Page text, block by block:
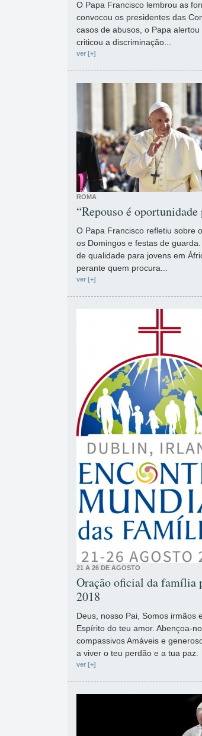
O Papa Francisco lembrou as
convocou os presidentes das
casos de abusos, o Papa alertou
criticou a discriminação...
ver [+]
ROMA
“Repouso é
O Papa Francisco refletiu sobre
os Domingos e festas de
de qualidade para jovens em
perante quem procura...
ver [+]
21 A 26 DE AGOSTO
Oração oficial da família
2018
Deus, nosso Pai, Somos irmãos
Espírito do teu amor. Abençoa-
compassivos Amáveis e
a viver o teu perdão e a tua paz.
ver [+]